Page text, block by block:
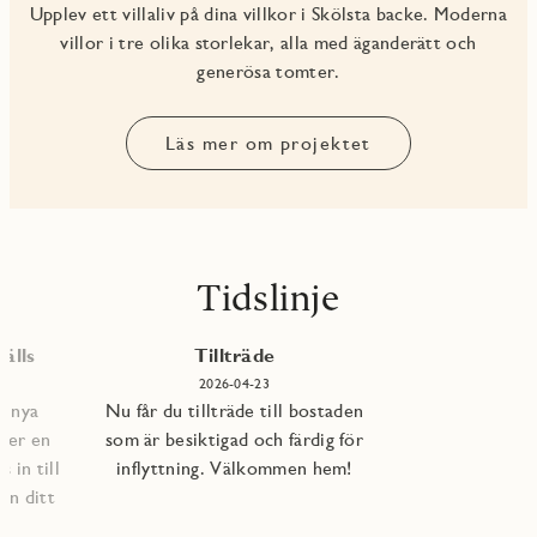
Upplev ett villaliv på dina villkor i Skölsta backe. Moderna
villor i tre olika storlekar, alla med äganderätt och
generösa tomter.
Läs mer om projektet
Tidslinje
nya
en
in till
ditt
Tillträde
2026-04-23
Nu får du tillträde till bostaden
som är besiktigad och färdig för
inflyttning. Välkommen hem!